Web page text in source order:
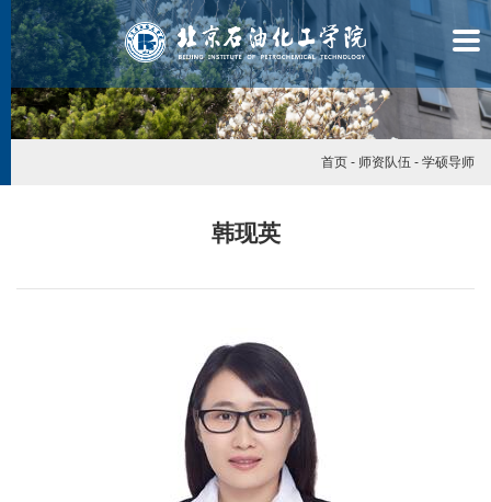
首页 - 师资队伍 - 学硕导师
韩现英